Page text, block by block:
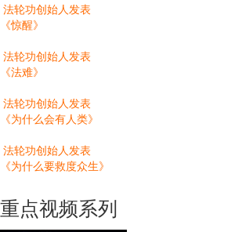
法轮功创始人发表
《惊醒》
法轮功创始人发表
《法难》
法轮功创始人发表
《为什么会有人类》
法轮功创始人发表
《为什么要救度众生》
重点视频系列